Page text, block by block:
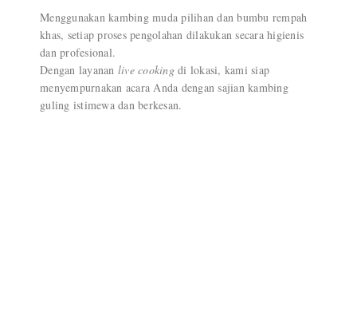
Menggunakan kambing muda pilihan dan bumbu rempah
khas, setiap proses pengolahan dilakukan secara higienis
dan profesional.
Dengan layanan live cookingdi lokasi, kami siap
menyempurnakan acara Anda dengan sajian kambing
guling istimewa dan berkesan.